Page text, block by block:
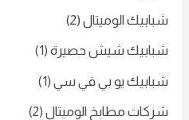
شبابيك الوميتال (2)
شبابيك شيش حصيرة (1)
شبابيك يو بي في سي (1)
شركات مطابخ الوميتال (2)